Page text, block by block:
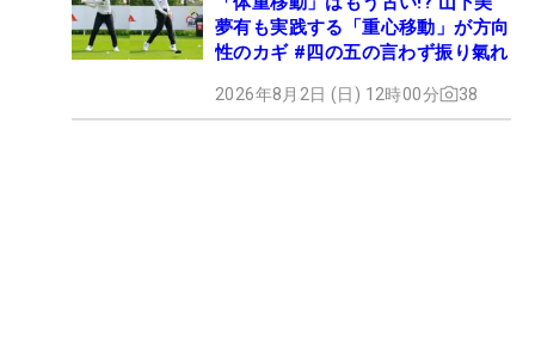
夢有も実践する「重心移動」が方向
性のカギ #四の五の言わず振り氣れ
2026年8月2日 (日) 12時00分 38